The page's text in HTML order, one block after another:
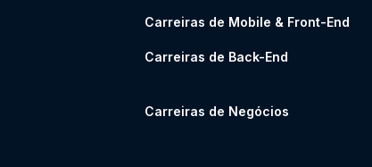
Carreiras de Mobile & Front-End
Carreiras de Back-End
Carreiras de Negócios